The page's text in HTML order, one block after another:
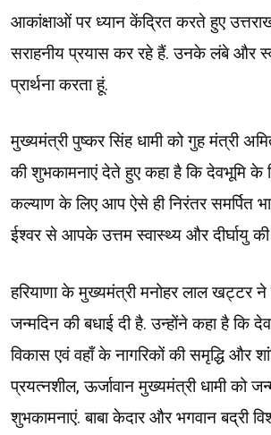
आकांक्षाओं पर ध्यान केंद्रित करते हुए
सराहनीय प्रयास कर रहे हैं. उनके लंबे और
प्रार्थना करता हूं.
मुख्यमंत्री पुष्कर सिंह धामी को गुह मंत्री
की शुभकामनाएं देते हुए कहा है कि देवभूमि
कल्याण के लिए आप ऐसे ही निरंतर समर्पित
ईश्वर से आपके उत्तम स्वास्थ्य और दीर्घायु
हरियाणा के मुख्यमंत्री मनोहर लाल खट्टर ने
जन्मदिन की बधाई दी है. उन्होंने कहा है कि
विकास एवं वहाँ के नागरिकों की समृद्धि और
प्रयत्नशील, ऊर्जावान मुख्यमंत्री धामी को
शुभकामनाएं. बाबा केदार और भगवान बद्री